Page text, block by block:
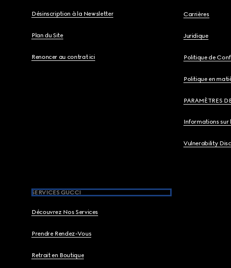
Désinscription à la Newsletter
Plan du Site
Renoncer au contrat ici
Carrières
Juridique
Politique de
Politique en
PARAMÈTRES
Informations sur
Vulnerability
SERVICES GUCCI
Découvrez Nos Services
Prendre Rendez-Vous
Retrait en Boutique